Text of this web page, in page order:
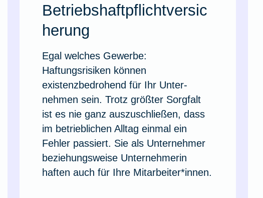
Betriebshaftpflichtversic
herung
Egal welches Gewerbe:
Haftungsrisiken können
existenzbedrohend für Ihr Un­ter­
nehmen sein. Trotz größter Sorg­falt
ist es nie ganz auszuschließen, dass
im betrieblichen Alltag einmal ein
Fehler passiert. Sie als Unternehmer
beziehungsweise Unternehmerin
haften auch für Ihre Mitarbeiter*innen.